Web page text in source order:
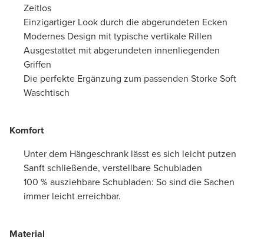
Zeitlos
Einzigartiger Look durch die abgerundeten Ecken
Modernes Design mit typische vertikale Rillen
Ausgestattet mit abgerundeten innenliegenden
Griffen
Die perfekte Ergänzung zum passenden Storke Soft
Waschtisch
Komfort
Unter dem Hängeschrank lässt es sich leicht putzen
Sanft schließende, verstellbare Schubladen
100 % ausziehbare Schubladen: So sind die Sachen
immer leicht erreichbar.
Material